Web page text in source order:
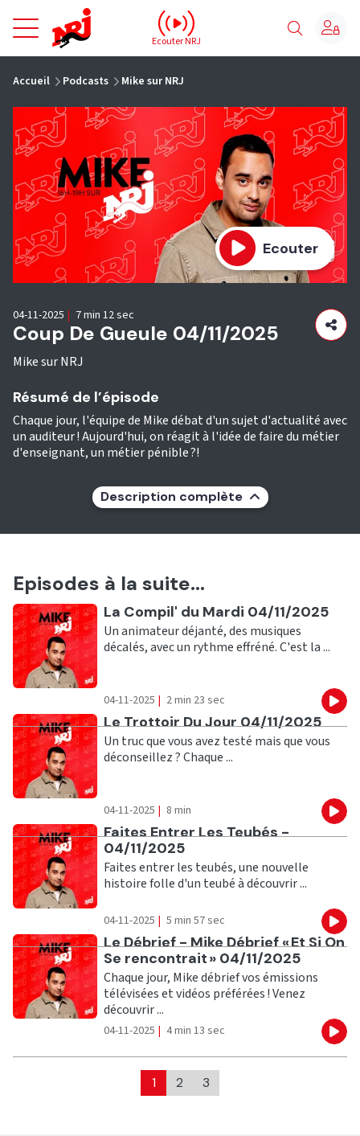
NRJ - Accueil
Ecouter NRJ
Accueil Podcasts Mike sur NRJ
Ecouter
Coup De Gueule 04/11/2025
Mike sur NRJ
04-11-2025 | 7 min 12 sec
Résumé de l’épisode
Chaque jour, l'équipe de Mike débat d'un sujet d'actualité avec
un auditeur ! Aujourd'hui, on réagit à l'idée de faire du métier
d'enseignant, un métier pénible ?!
Description complète
Episodes à la suite...
Ecouter
La Compil' du Mardi 04/11/2025
Un animateur déjanté, des musiques
décalés, avec un rythme effréné. C'est la ...
04-11-2025 | 2 min 23 sec
Ecouter
Le Trottoir Du Jour 04/11/2025
Un truc que vous avez testé mais que vous
déconseillez ? Chaque ...
04-11-2025 | 8 min
Ecouter
Faites Entrer Les Teubés -
04/11/2025
Faites entrer les teubés, une nouvelle
histoire folle d'un teubé à découvrir ...
04-11-2025 | 5 min 57 sec
Ecouter
Le Débrief - Mike Débrief « Et Si On
Se rencontrait » 04/11/2025
Chaque jour, Mike débrief vos émissions
télévisées et vidéos préférées ! Venez
découvrir ...
04-11-2025 | 4 min 13 sec
1 2 3